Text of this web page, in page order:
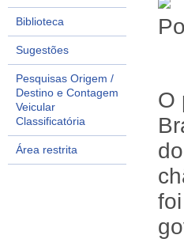
Biblioteca
Sugestões
Pesquisas Origem /
Destino e Contagem
Veicular
Classificatória
Área restrita
O